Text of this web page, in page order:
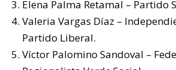
Elena Palma Retamal – Partido
Valeria Vargas Díaz –
Partido Liberal.
Víctor Palomino Sandoval –